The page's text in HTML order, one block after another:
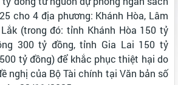
cho 4 địa phương: Khánh Hòa, Lâm
(trong đó: tỉnh Khánh Hòa 150 tỷ
300 tỷ đồng, tỉnh Gia Lai 150 tỷ
tỷ đồng) để khắc phục thiệt hại do
nghị của Bộ Tài chính tại Văn bản số